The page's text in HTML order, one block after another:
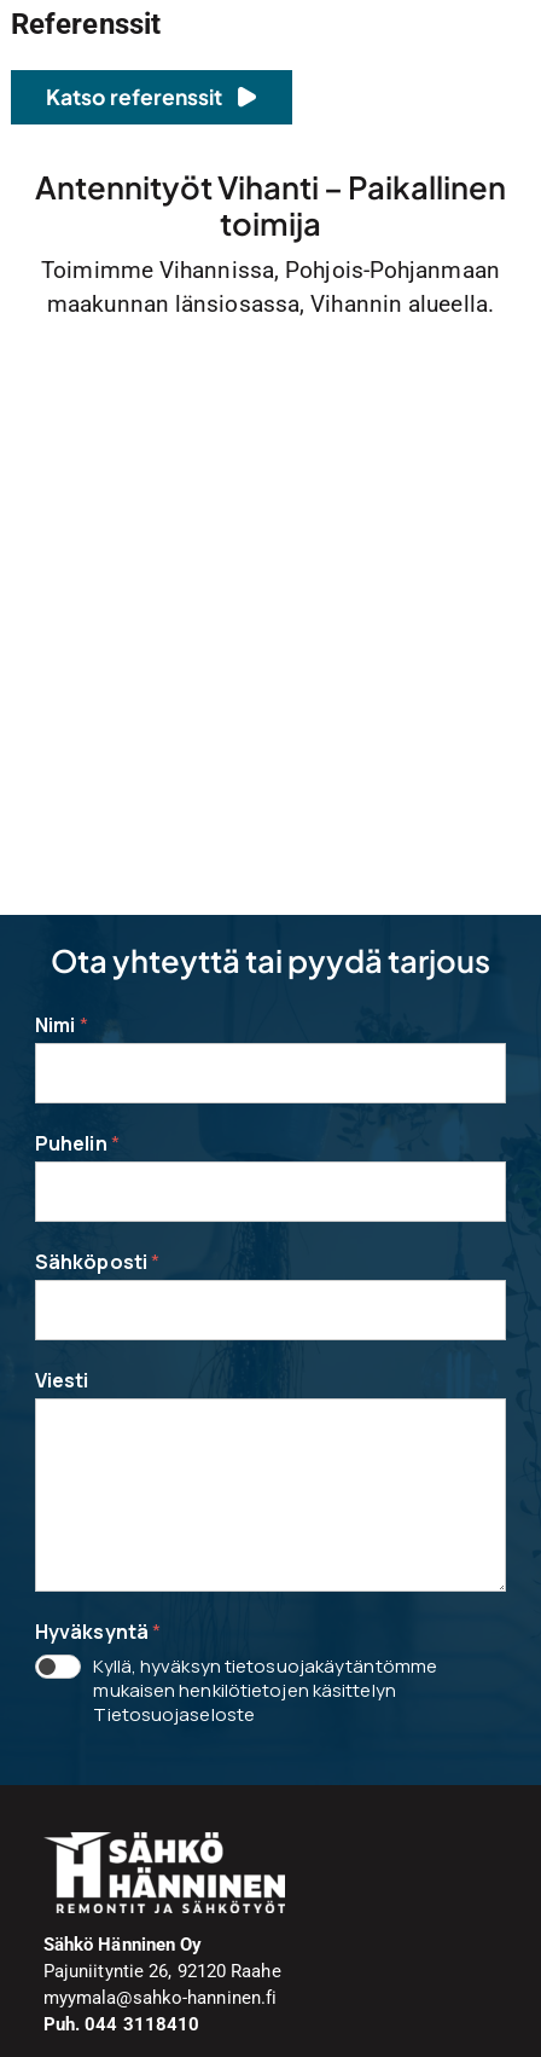
Referenssit
Katso referenssit
Antennityöt Vihanti – Paikallinen
toimija
Toimimme Vihannissa, Pohjois-Pohjanmaan
maakunnan länsiosassa, Vihannin alueella.
Ota yhteyttä tai pyydä tarjous
Nimi *
Puhelin*
Sähköposti*
Viesti
Hyväksyntä*
Kyllä, hyväksyn tietosuojakäytäntömme
mukaisen henkilötietojen käsittelyn
Tietosuojaseloste
Sähkö Hänninen Oy
Pajuniityntie 26, 92120 Raahe
myymala@sahko-hanninen.fi
Puh. 044 3118410